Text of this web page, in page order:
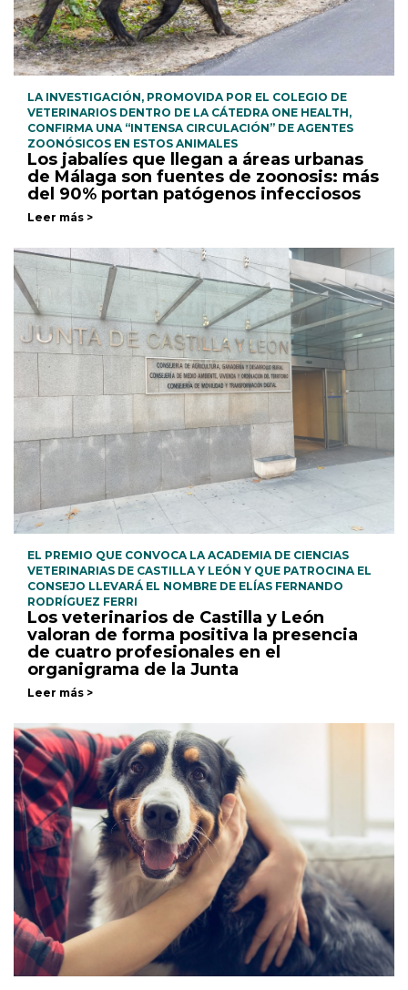
LA INVESTIGACIÓN, PROMOVIDA POR EL COLEGIO DE
VETERINARIOS DENTRO DE LA CÁTEDRA ONE HEALTH,
CONFIRMA UNA “INTENSA CIRCULACIÓN” DE AGENTES
ZOONÓSICOS EN ESTOS ANIMALES
Los jabalíes que llegan a áreas urbanas
de Málaga son fuentes de zoonosis: más
del 90% portan patógenos infecciosos
Leer más >
EL PREMIO QUE CONVOCA LA ACADEMIA DE CIENCIAS
VETERINARIAS DE CASTILLA Y LEÓN Y QUE PATROCINA EL
CONSEJO LLEVARÁ EL NOMBRE DE ELÍAS FERNANDO
RODRÍGUEZ FERRI
Los veterinarios de Castilla y León
valoran de forma positiva la presencia
de cuatro profesionales en el
organigrama de la Junta
Leer más >